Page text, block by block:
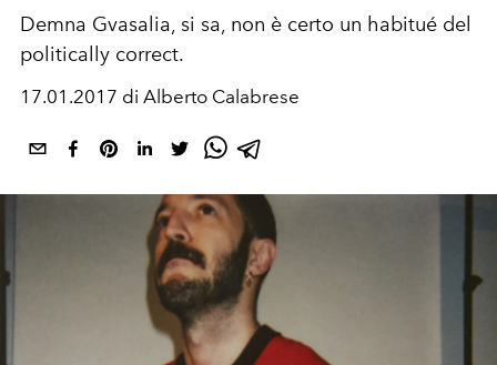
Demna Gvasalia, si sa, non è certo un habitué del
politically correct.
17.01.2017 di Alberto Calabrese